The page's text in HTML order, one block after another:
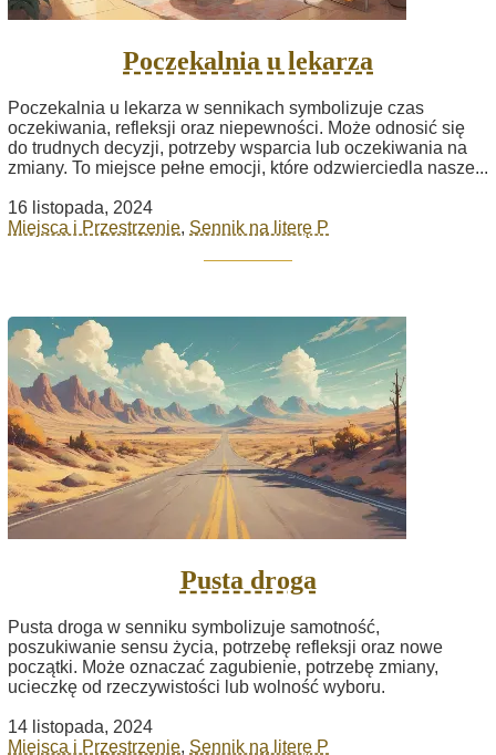
Poczekalnia u lekarza
Poczekalnia u lekarza w sennikach symbolizuje czas
oczekiwania, refleksji oraz niepewności. Może odnosić się
do trudnych decyzji, potrzeby wsparcia lub oczekiwania na
zmiany. To miejsce pełne emocji, które odzwierciedla nasze...
16 listopada, 2024
Miejsca i Przestrzenie, Sennik na literę P
Pusta droga
Pusta droga w senniku symbolizuje samotność,
poszukiwanie sensu życia, potrzebę refleksji oraz nowe
początki. Może oznaczać zagubienie, potrzebę zmiany,
ucieczkę od rzeczywistości lub wolność wyboru.
14 listopada, 2024
Miejsca i Przestrzenie, Sennik na literę P